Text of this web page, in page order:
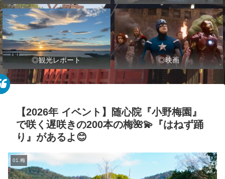
◎観光レポート ◎映画
【2026年 イベント】随心院『小野梅園』
で咲く遅咲きの200本の梅🌺💫『はねず踊
り』があるよ😊
01.梅